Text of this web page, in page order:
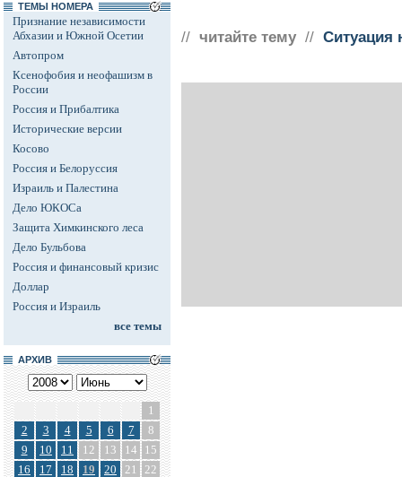
ТЕМЫ НОМЕРА
Признание независимости
Абхазии и Южной Осетии
Автопром
Ксенофобия и неофашизм в
России
Россия и Прибалтика
Исторические версии
Косово
Россия и Белоруссия
Израиль и Палестина
Дело ЮКОСа
Защита Химкинского леса
Дело Бульбова
Россия и финансовый кризис
Доллар
Россия и Израиль
все темы
АРХИВ
1
2
3 4 5 6 7
8
9
10 11 12 13 14
15
16
17 18 19 20 21
22
// читайте тему // Ситуация